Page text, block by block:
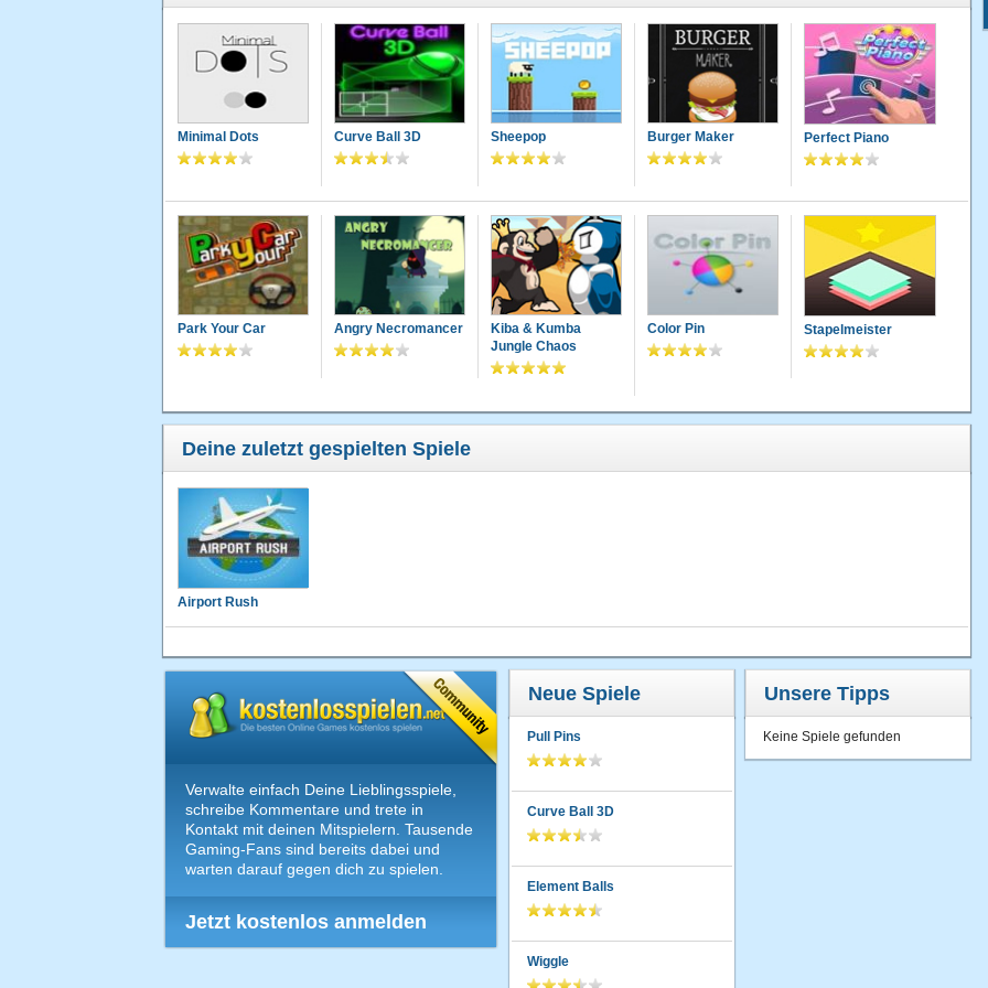
Minimal Dots Curve Ball 3D Sheepop Burger Maker Perfect Piano
Park Your Car Angry Necromancer
Kiba & Kumba
Jungle Chaos
Color Pin Stapelmeister
Deine zuletzt gespielten Spiele
Airport Rush
Verwalte einfach Deine Lieblingsspiele,
schreibe Kommentare und trete in
Kontakt mit deinen Mitspielern. Tausende
Gaming-Fans sind bereits dabei und
warten darauf gegen dich zu spielen.
Jetzt kostenlos anmelden
Neue Spiele
Pull Pins
Curve Ball 3D
Element Balls
Wiggle
Unsere Tipps
Keine Spiele gefunden